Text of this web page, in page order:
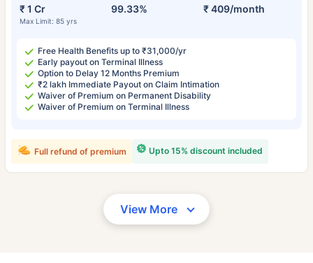
₹ 1 Cr
Max Limit: 85 yrs
99.33% ₹ 409/month
Free Health Benefits up to ₹31,000/yr
Early payout on Terminal Illness
Option to Delay 12 Months Premium
₹2 lakh Immediate Payout on Claim Intimation
Waiver of Premium on Permanent Disability
Waiver of Premium on Terminal Illness
Upto 15% discount included
Full refund of premium
View More